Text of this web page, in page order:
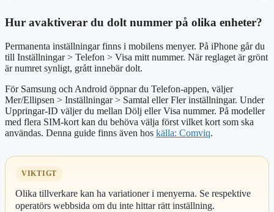
Hur avaktiverar du dolt nummer på olika enheter?
Permanenta inställningar finns i mobilens menyer. På iPhone går du
till Inställningar > Telefon > Visa mitt nummer. När reglaget är grönt
är numret synligt, grått innebär dolt.
För Samsung och Android öppnar du Telefon-appen, väljer
Mer/Ellipsen > Inställningar > Samtal eller Fler inställningar. Under
Uppringar-ID väljer du mellan Dölj eller Visa nummer. På modeller
med flera SIM-kort kan du behöva välja först vilket kort som ska
användas. Denna guide finns även hos källa: Comviq.
VIKTIGT
Olika tillverkare kan ha variationer i menyerna. Se respektive
operatörs webbsida om du inte hittar rätt inställning.